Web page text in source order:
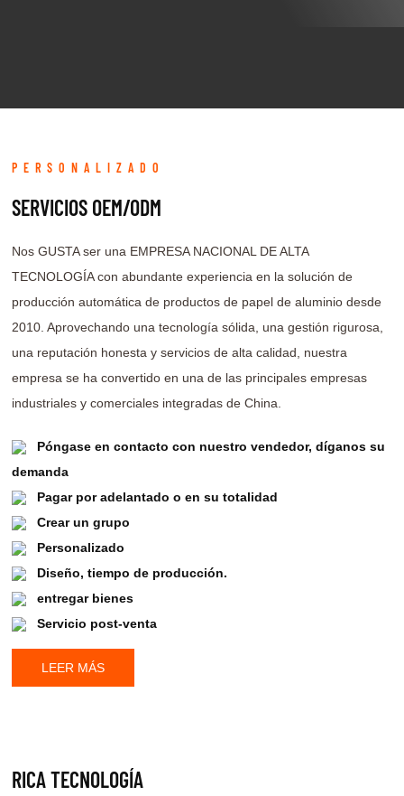
PERSONALIZADO
SERVICIOS OEM/ODM
Nos GUSTA ser una EMPRESA NACIONAL DE ALTA
TECNOLOGÍA con abundante experiencia en la solución de
producción automática de productos de papel de aluminio desde
2010. Aprovechando una tecnología sólida, una gestión rigurosa,
una reputación honesta y servicios de alta calidad, nuestra
empresa se ha convertido en una de las principales empresas
industriales y comerciales integradas de China.
Póngase en contacto con nuestro vendedor, díganos su
demanda
Pagar por adelantado o en su totalidad
Crear un grupo
Personalizado
Diseño, tiempo de producción.
entregar bienes
Servicio post-venta
LEER MÁS
RICA TECNOLOGÍA